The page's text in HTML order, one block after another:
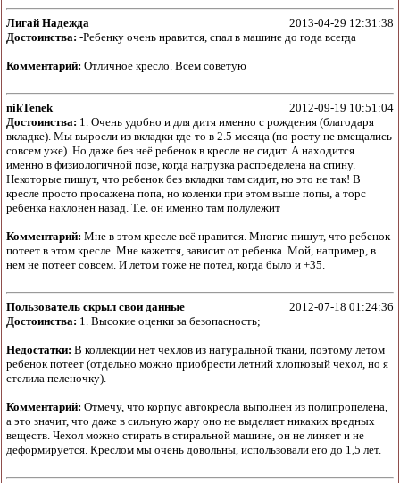
Лигай Надежда
2013-04-29 12:31:38
Достоинства: -Ребенку очень нравится, спал в машине до года всегда
Комментарий: Отличное кресло. Всем советую
nikTenek
2012-09-19 10:51:04
Достоинства: 1. Очень удобно и для дитя именно с рождения (благодаря
вкладке). Мы выросли из вкладки где-то в 2.5 месяца (по росту не вмещались
совсем уже). Но даже без неё ребенок в кресле не сидит. А находится
именно в физиологичной позе, когда нагрузка распределена на спину.
Некоторые пишут, что ребенок без вкладки там сидит, но это не так! В
кресле просто просажена попа, но коленки при этом выше попы, а торс
ребенка наклонен назад. Т.е. он именно там полулежит
Комментарий: Мне в этом кресле всё нравится. Многие пишут, что ребенок
потеет в этом кресле. Мне кажется, зависит от ребенка. Мой, например, в
нем не потеет совсем. И летом тоже не потел, когда было и +35.
Пользователь скрыл свои данные
2012-07-18 01:24:36
Достоинства: 1. Высокие оценки за безопасность;
Недостатки: В коллекции нет чехлов из натуральной ткани, поэтому летом
ребенок потеет (отдельно можно приобрести летний хлопковый чехол, но я
стелила пеленочку).
Комментарий: Отмечу, что корпус автокресла выполнен из полипропелена,
а это значит, что даже в сильную жару оно не выделяет никаких вредных
веществ. Чехол можно стирать в стиральной машине, он не линяет и не
деформируется. Креслом мы очень довольны, использовали его до 1,5 лет.